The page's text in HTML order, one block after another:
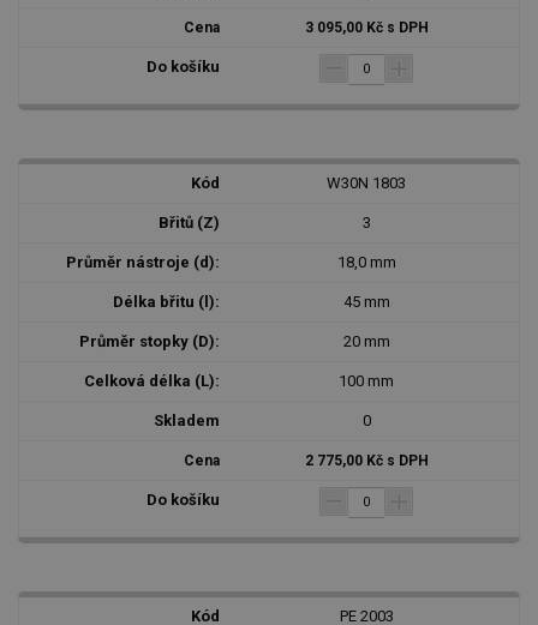
3 095,00 Kč s DPH
W30N 1803
3
18,0 mm
45 mm
20 mm
100 mm
0
2 775,00 Kč s DPH
PE 2003